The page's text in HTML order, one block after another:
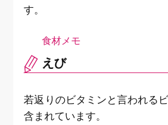
す。
えび
若返りのビタミンと言われる
含まれています。